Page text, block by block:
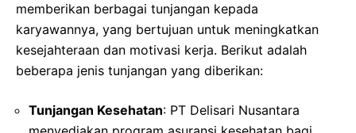
memberikan berbagai tunjangan kepada
karyawannya, yang bertujuan untuk meningkatkan
kesejahteraan dan motivasi kerja. Berikut adalah
beberapa jenis tunjangan yang diberikan:
Tunjangan Kesehatan: PT Delisari Nusantara